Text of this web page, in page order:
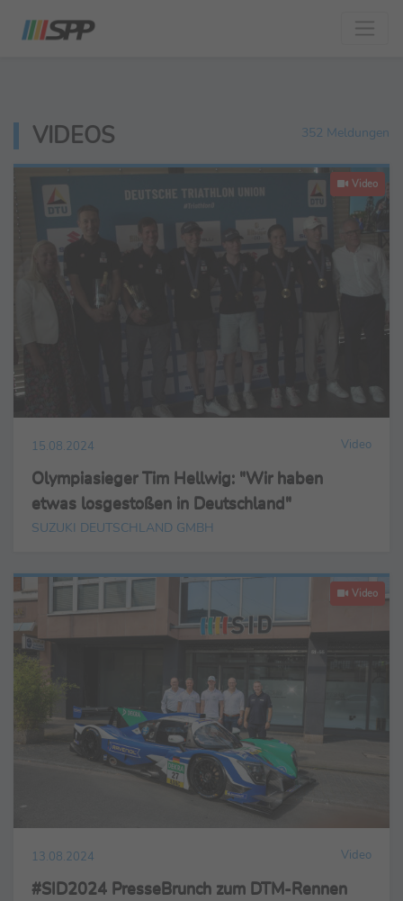
VIDEOS 352 Meldungen
Video
15.08.2024 Video
Olympiasieger Tim Hellwig: "Wir haben
etwas losgestoßen in Deutschland"
SUZUKI DEUTSCHLAND GMBH
Video
13.08.2024 Video
#SID2024 PresseBrunch zum DTM-Rennen